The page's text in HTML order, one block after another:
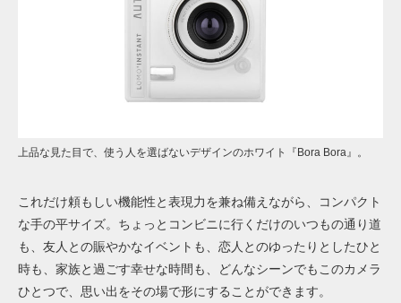
上品な見た目で、使う人を選ばないデザインのホワイト『Bora Bora』。
これだけ頼もしい機能性と表現力を兼ね備えながら、コンパクト
な手の平サイズ。ちょっとコンビニに行くだけのいつもの通り道
も、友人との賑やかなイベントも、恋人とのゆったりとしたひと
時も、家族と過ごす幸せな時間も、どんなシーンでもこのカメラ
ひとつで、思い出をその場で形にすることができます。